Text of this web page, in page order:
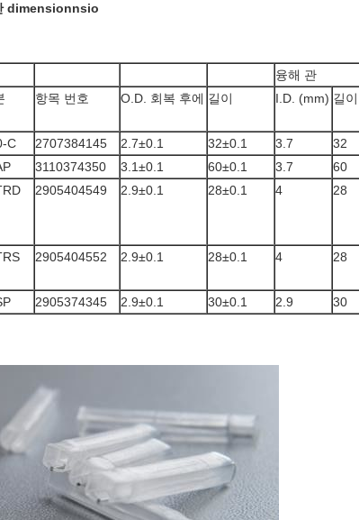
dimensionnsio
융해 관
항목 번호 O.D. 회복 후에 길이 I.D. (mm) 길이
C
2707384145 2.7±0.1 32±0.1 3.7 32
3110374350 3.1±0.1 60±0.1 3.7 60
2905404549 2.9±0.1 28±0.1 4 28
2905404552 2.9±0.1 28±0.1 4 28
2905374345 2.9±0.1 30±0.1 2.9 30